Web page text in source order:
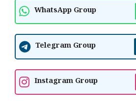
WhatsApp Group
Telegram Group
Instagram Group